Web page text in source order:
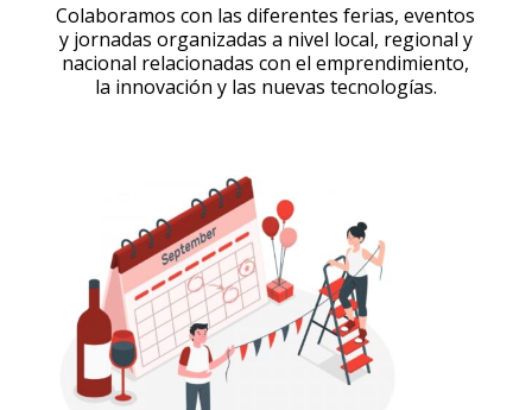
Colaboramos con las diferentes ferias, eventos
y jornadas organizadas a nivel local, regional y
nacional relacionadas con el emprendimiento,
la innovación y las nuevas tecnologías.